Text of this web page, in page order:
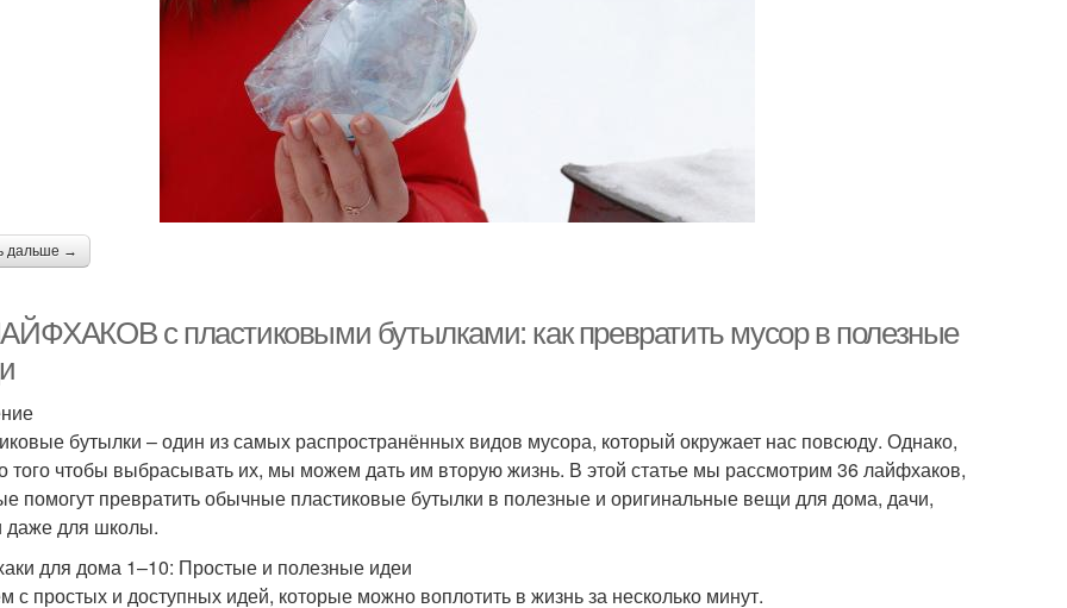
дальше →
с пластиковыми бутылками: как превратить мусор в полезные
бутылки – один из самых распространённых видов мусора, который окружает нас повсюду. Однако,
того чтобы выбрасывать их, мы можем дать им вторую жизнь. В этой статье мы рассмотрим 36 лайфхаков,
помогут превратить обычные пластиковые бутылки в полезные и оригинальные вещи для дома, дачи,
даже для школы.
для дома 1–10: Простые и полезные идеи
с простых и доступных идей, которые можно воплотить в жизнь за несколько минут.